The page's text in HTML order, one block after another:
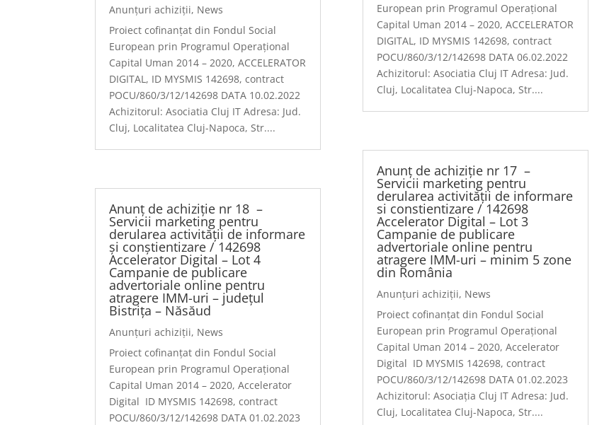
Anunțuri achiziții, News
Proiect cofinanțat din Fondul Social
European prin Programul Operațional
Capital Uman 2014 – 2020, ACCELERATOR
DIGITAL, ID MYSMIS 142698, contract
POCU/860/3/12/142698 DATA 10.02.2022
Achizitorul: Asociatia Cluj IT Adresa: Jud.
Cluj, Localitatea Cluj-Napoca, Str....
Anunț de achiziție nr 18 –
Servicii marketing pentru
derularea activității de informare
și conștientizare / 142698
Accelerator Digital – Lot 4
Campanie de publicare
advertoriale online pentru
atragere IMM-uri – județul
Bistrița – Năsăud
Anunțuri achiziții, News
Proiect cofinanțat din Fondul Social
European prin Programul Operațional
Capital Uman 2014 – 2020, Accelerator
Digital ID MYSMIS 142698, contract
POCU/860/3/12/142698 DATA 01.02.2023
European prin Programul Operațional
Capital Uman 2014 – 2020, ACCELERATOR
DIGITAL, ID MYSMIS 142698, contract
POCU/860/3/12/142698 DATA 06.02.2022
Achizitorul: Asociatia Cluj IT Adresa: Jud.
Cluj, Localitatea Cluj-Napoca, Str....
Anunț de achiziție nr 17 –
Servicii marketing pentru
derularea activității de informare
si constientizare / 142698
Accelerator Digital – Lot 3
Campanie de publicare
advertoriale online pentru
atragere IMM-uri – minim 5 zone
din România
Anunțuri achiziții, News
Proiect cofinanțat din Fondul Social
European prin Programul Operațional
Capital Uman 2014 – 2020, Accelerator
Digital ID MYSMIS 142698, contract
POCU/860/3/12/142698 DATA 01.02.2023
Achizitorul: Asociația Cluj IT Adresa: Jud.
Cluj, Localitatea Cluj-Napoca, Str....